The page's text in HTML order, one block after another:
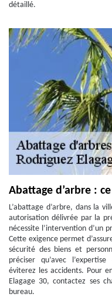
détaillé.
Abattage d’arbre :
L’abattage d’arbre, dans la
autorisation délivrée par la
nécessite l’intervention d’un
Cette exigence permet
sécurité des biens et
préciser qu’avec
éviterez les accidents. Pour
Elagage 30, contactez ses
bureau.